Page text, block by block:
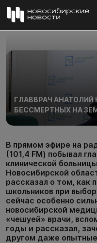
ГЛАВВРАЧ
БЕССМЕРТНЫХ НА
В прямом эфире на
(101,4 FM) побывал
клинической
Новосибирской
рассказал о том, как
школьников при
сейчас особенно
новосибирской
«чешуей» врачи,
годы и рассказал,
другом даже опытные